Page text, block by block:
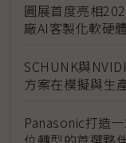
圓展首度亮相
廠AI客製化軟硬
SCHUNK與
方案在模擬與生
Panasonic打造